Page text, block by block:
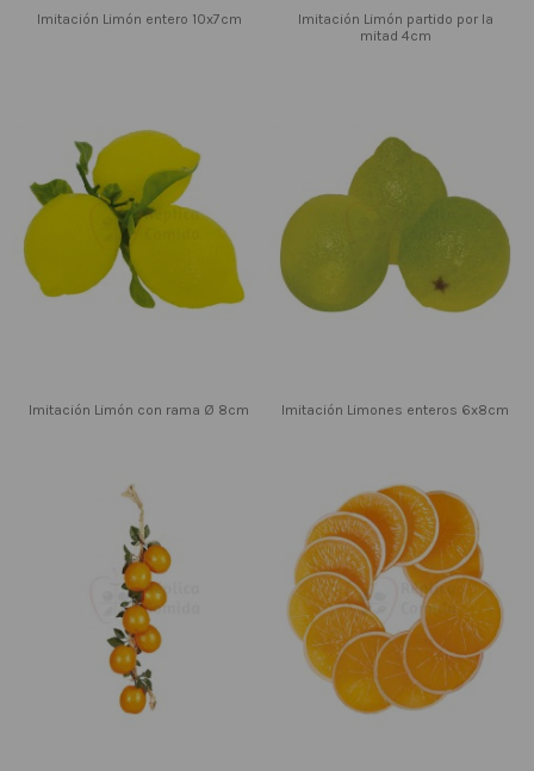
Imitación Limón entero 10x7cm
Imitación Limón partido por la
mitad 4cm
Imitación Limón con rama Ø 8cm Imitación Limones enteros 6x8cm